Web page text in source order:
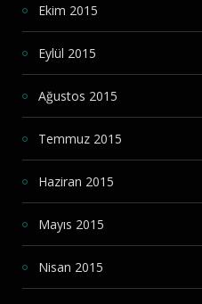
Ekim 2015
Eylül 2015
Ağustos 2015
Temmuz 2015
Haziran 2015
Mayıs 2015
Nisan 2015